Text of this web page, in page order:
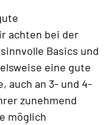
achten bei der
Basics und
eine gute
auch an 3- und 4-
zunehmend
möglich